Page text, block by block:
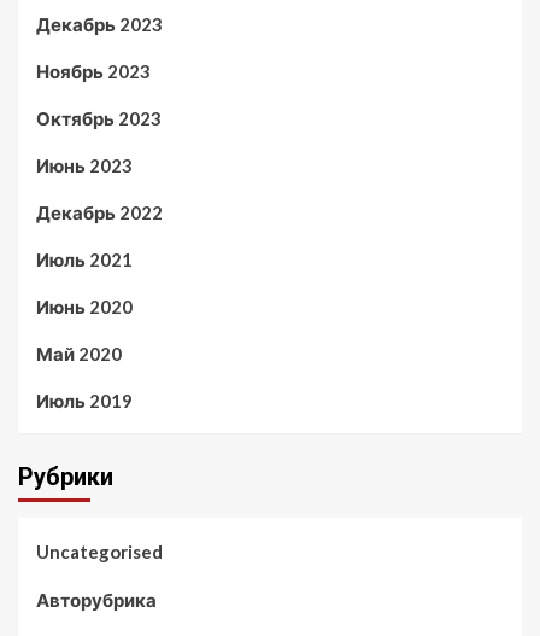
Декабрь 2023
Ноябрь 2023
Октябрь 2023
Июнь 2023
Декабрь 2022
Июль 2021
Июнь 2020
Май 2020
Июль 2019
Рубрики
Uncategorised
Авторубрика